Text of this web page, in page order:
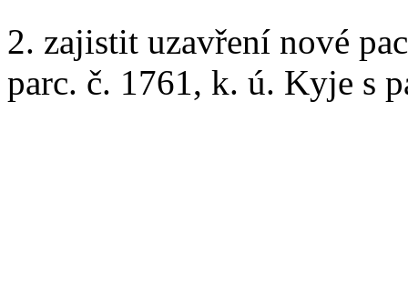
2. zajistit uzavření nové
parc. č. 1761, k. ú. Kyje s